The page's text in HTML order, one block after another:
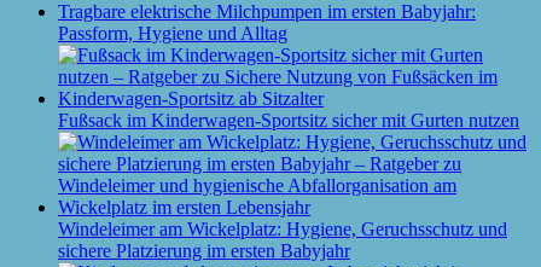
Tragbare elektrische Milchpumpen im ersten Babyjahr:
Passform, Hygiene und Alltag
Fußsack im Kinderwagen-Sportsitz sicher mit Gurten nutzen
Windeleimer am Wickelplatz: Hygiene, Geruchsschutz und
sichere Platzierung im ersten Babyjahr